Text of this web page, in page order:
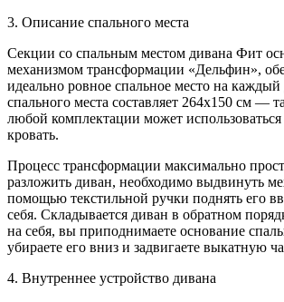
3. Описание спального места
Секции со спальным местом дивана Фит
механизмом трансформации «Дельфин»,
идеально ровное спальное место на каждый
спального места составляет 264х150 см —
любой комплектации может
кровать.
Процесс трансформации максимально
разложить диван, необходимо выдвинуть
помощью текстильной ручки поднять его
себя. Складывается диван в обратном
на себя, вы приподнимаете основание
убираете его вниз и задвигаете выкатную
4. Внутреннее устройство дивана